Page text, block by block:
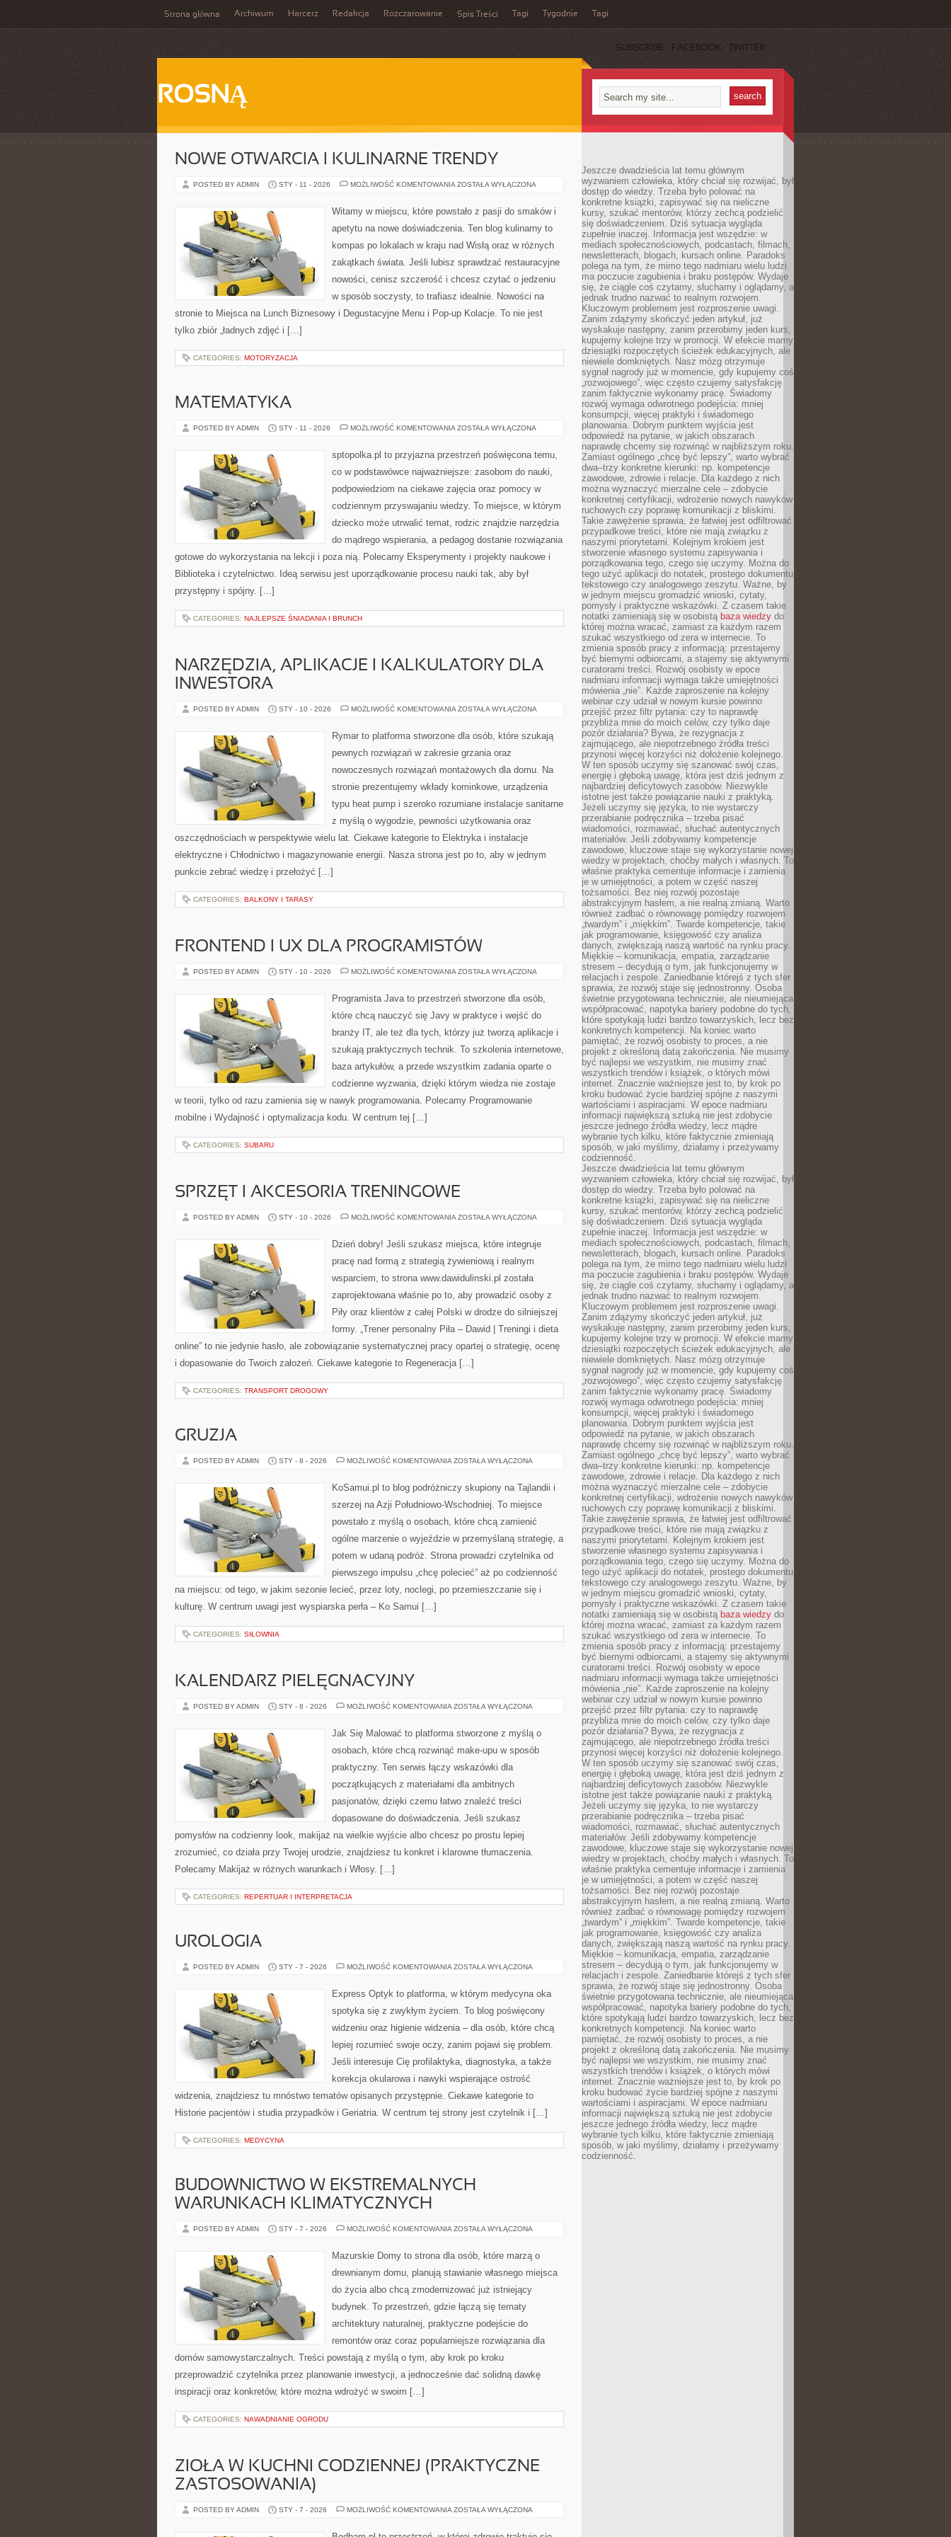
Strona główna Archiwum Harcerz Redakcja Rozczarowanie Spis Treści Tagi Tygodnie Tagi
SUBSCRIBE FACEBOOK TWITTER
ROSNĄ
NOWE OTWARCIA I KULINARNE TRENDY
POSTED BY ADMIN STY - 11 - 2026 MOŻLIWOŚĆ KOMENTOWANIA NOWE
KULINARNE
TRENDY
ZOSTAŁA WYŁĄCZONA
Witamy w miejscu, które powstało z pasji do smaków i
apetytu na nowe doświadczenia. Ten blog kulinarny to
kompas po lokalach w kraju nad Wisłą oraz w różnych
zakątkach świata. Jeśli lubisz sprawdzać restauracyjne
nowości, cenisz szczerość i chcesz czytać o jedzeniu
w sposób soczysty, to trafiasz idealnie. Nowości na
stronie to Miejsca na Lunch Biznesowy i Degustacyjne Menu i Pop-up Kolacje. To nie jest
tylko zbiór „ładnych zdjęć i […]
CATEGORIES: MOTORYZACJA
MATEMATYKA
POSTED BY ADMIN STY - 11 - 2026 MOŻLIWOŚĆ KOMENTOWANIA MATEMATYKA
ZOSTAŁA WYŁĄCZONA
sptopolka.pl to przyjazna przestrzeń poświęcona temu,
co w podstawówce najważniejsze: zasobom do nauki,
podpowiedziom na ciekawe zajęcia oraz pomocy w
codziennym przyswajaniu wiedzy. To miejsce, w którym
dziecko może utrwalić temat, rodzic znajdzie narzędzia
do mądrego wspierania, a pedagog dostanie rozwiązania
gotowe do wykorzystania na lekcji i poza nią. Polecamy Eksperymenty i projekty naukowe i
Biblioteka i czytelnictwo. Ideą serwisu jest uporządkowanie procesu nauki tak, aby był
przystępny i spójny. […]
CATEGORIES: NAJLEPSZE ŚNIADANIA I BRUNCH
NARZĘDZIA, APLIKACJE I KALKULATORY DLA
INWESTORA
POSTED BY ADMIN STY - 10 - 2026 MOŻLIWOŚĆ KOMENTOWANIA NARZĘDZIA,
KALKULATORY
DLA
ZOSTAŁA WYŁĄCZONA
Rymar to platforma stworzone dla osób, które szukają
pewnych rozwiązań w zakresie grzania oraz
nowoczesnych rozwiązań montażowych dla domu. Na
stronie prezentujemy wkłady kominkowe, urządzenia
typu heat pump i szeroko rozumiane instalacje sanitarne
z myślą o wygodzie, pewności użytkowania oraz
oszczędnościach w perspektywie wielu lat. Ciekawe kategorie to Elektryka i instalacje
elektryczne i Chłodnictwo i magazynowanie energii. Nasza strona jest po to, aby w jednym
punkcie zebrać wiedzę i przełożyć […]
CATEGORIES: BALKONY I TARASY
FRONTEND I UX DLA PROGRAMISTÓW
POSTED BY ADMIN STY - 10 - 2026 MOŻLIWOŚĆ KOMENTOWANIA FRONTEND
DLA
PROGRAMISTÓW
ZOSTAŁA WYŁĄCZONA
Programista Java to przestrzeń stworzone dla osób,
które chcą nauczyć się Javy w praktyce i wejść do
branży IT, ale też dla tych, którzy już tworzą aplikacje i
szukają praktycznych technik. To szkolenia internetowe,
baza artykułów, a przede wszystkim zadania oparte o
codzienne wyzwania, dzięki którym wiedza nie zostaje
w teorii, tylko od razu zamienia się w nawyk programowania. Polecamy Programowanie
mobilne i Wydajność i optymalizacja kodu. W centrum tej […]
CATEGORIES: SUBARU
SPRZĘT I AKCESORIA TRENINGOWE
POSTED BY ADMIN STY - 10 - 2026 MOŻLIWOŚĆ KOMENTOWANIA SPRZĘT
TRENINGOWE
ZOSTAŁA WYŁĄCZONA
Dzień dobry! Jeśli szukasz miejsca, które integruje
pracę nad formą z strategią żywieniową i realnym
wsparciem, to strona www.dawidulinski.pl została
zaprojektowana właśnie po to, aby prowadzić osoby z
Piły oraz klientów z całej Polski w drodze do silniejszej
formy. „Trener personalny Piła – Dawid | Treningi i dieta
online” to nie jedynie hasło, ale zobowiązanie systematycznej pracy opartej o strategię, ocenę
i dopasowanie do Twoich założeń. Ciekawe kategorie to Regeneracja […]
CATEGORIES: TRANSPORT DROGOWY
GRUZJA
POSTED BY ADMIN STY - 8 - 2026 MOŻLIWOŚĆ KOMENTOWANIA GRUZJA
ZOSTAŁA WYŁĄCZONA
KoSamui.pl to blog podróżniczy skupiony na Tajlandii i
szerzej na Azji Południowo-Wschodniej. To miejsce
powstało z myślą o osobach, które chcą zamienić
ogólne marzenie o wyjeździe w przemyślaną strategię, a
potem w udaną podróż. Strona prowadzi czytelnika od
pierwszego impulsu „chcę polecieć” aż po codzienność
na miejscu: od tego, w jakim sezonie lecieć, przez loty, noclegi, po przemieszczanie się i
kulturę. W centrum uwagi jest wyspiarska perła – Ko Samui […]
CATEGORIES: SIŁOWNIA
KALENDARZ PIELĘGNACYJNY
POSTED BY ADMIN STY - 8 - 2026 MOŻLIWOŚĆ KOMENTOWANIA KALENDARZ
ZOSTAŁA WYŁĄCZONA
Jak Się Malować to platforma stworzone z myślą o
osobach, które chcą rozwinąć make-upu w sposób
praktyczny. Ten serwis łączy wskazówki dla
początkujących z materiałami dla ambitnych
pasjonatów, dzięki czemu łatwo znaleźć treści
dopasowane do doświadczenia. Jeśli szukasz
pomysłów na codzienny look, makijaż na wielkie wyjście albo chcesz po prostu lepiej
zrozumieć, co działa przy Twojej urodzie, znajdziesz tu konkret i klarowne tłumaczenia.
Polecamy Makijaż w różnych warunkach i Włosy. […]
CATEGORIES: REPERTUAR I INTERPRETACJA
UROLOGIA
POSTED BY ADMIN STY - 7 - 2026 MOŻLIWOŚĆ KOMENTOWANIA UROLOGIA
ZOSTAŁA WYŁĄCZONA
Express Optyk to platforma, w którym medycyna oka
spotyka się z zwykłym życiem. To blog poświęcony
widzeniu oraz higienie widzenia – dla osób, które chcą
lepiej rozumieć swoje oczy, zanim pojawi się problem.
Jeśli interesuje Cię profilaktyka, diagnostyka, a także
korekcja okularowa i nawyki wspierające ostrość
widzenia, znajdziesz tu mnóstwo tematów opisanych przystępnie. Ciekawe kategorie to
Historie pacjentów i studia przypadków i Geriatria. W centrum tej strony jest czytelnik i […]
CATEGORIES: MEDYCYNA
BUDOWNICTWO W EKSTREMALNYCH
WARUNKACH KLIMATYCZNYCH
POSTED BY ADMIN STY - 7 - 2026 MOŻLIWOŚĆ KOMENTOWANIA BUDOWNICTWO
WARUNKACH
KLIMATYCZNYCH
ZOSTAŁA WYŁĄCZONA
Mazurskie Domy to strona dla osób, które marzą o
drewnianym domu, planują stawianie własnego miejsca
do życia albo chcą zmodernizować już istniejący
budynek. To przestrzeń, gdzie łączą się tematy
architektury naturalnej, praktyczne podejście do
remontów oraz coraz popularniejsze rozwiązania dla
domów samowystarczalnych. Treści powstają z myślą o tym, aby krok po kroku
przeprowadzić czytelnika przez planowanie inwestycji, a jednocześnie dać solidną dawkę
inspiracji oraz konkretów, które można wdrożyć w swoim […]
CATEGORIES: NAWADNIANIE OGRODU
ZIOŁA W KUCHNI CODZIENNEJ (PRAKTYCZNE
ZASTOSOWANIA)
POSTED BY ADMIN STY - 7 - 2026 MOŻLIWOŚĆ KOMENTOWANIA ZIOŁA
CODZIENNEJ
ZOSTAŁA WYŁĄCZONA
Jeszcze dwadzieścia lat temu głównym
wyzwaniem człowieka, który chciał się rozwijać, był
dostęp do wiedzy. Trzeba było polować na
konkretne książki, zapisywać się na nieliczne
kursy, szukać mentorów, którzy zechcą podzielić
się doświadczeniem. Dziś sytuacja wygląda
zupełnie inaczej. Informacja jest wszędzie: w
mediach społecznościowych, podcastach, filmach,
newsletterach, blogach, kursach online. Paradoks
polega na tym, że mimo tego nadmiaru wielu ludzi
ma poczucie zagubienia i braku postępów. Wydaje
się, że ciągle coś czytamy, słuchamy i oglądamy, a
jednak trudno nazwać to realnym rozwojem.
Kluczowym problemem jest rozproszenie uwagi.
Zanim zdążymy skończyć jeden artykuł, już
wyskakuje następny, zanim przerobimy jeden kurs,
kupujemy kolejne trzy w promocji. W efekcie mamy
dziesiątki rozpoczętych ścieżek edukacyjnych, ale
niewiele domkniętych. Nasz mózg otrzymuje
sygnał nagrody już w momencie, gdy kupujemy coś
„rozwojowego”, więc często czujemy satysfakcję
zanim faktycznie wykonamy pracę. Świadomy
rozwój wymaga odwrotnego podejścia: mniej
konsumpcji, więcej praktyki i świadomego
planowania. Dobrym punktem wyjścia jest
odpowiedź na pytanie, w jakich obszarach
naprawdę chcemy się rozwinąć w najbliższym roku.
Zamiast ogólnego „chcę być lepszy”, warto wybrać
dwa–trzy konkretne kierunki: np. kompetencje
zawodowe, zdrowie i relacje. Dla każdego z nich
można wyznaczyć mierzalne cele – zdobycie
konkretnej certyfikacji, wdrożenie nowych nawyków
ruchowych czy poprawę komunikacji z bliskimi.
Takie zawężenie sprawia, że łatwiej jest odfiltrować
przypadkowe treści, które nie mają związku z
naszymi priorytetami. Kolejnym krokiem jest
stworzenie własnego systemu zapisywania i
porządkowania tego, czego się uczymy. Można do
tego użyć aplikacji do notatek, prostego dokumentu
tekstowego czy analogowego zeszytu. Ważne, by
w jednym miejscu gromadzić wnioski, cytaty,
pomysły i praktyczne wskazówki. Z czasem takie
notatki zamieniają się w osobistą baza wiedzy do
której można wracać, zamiast za każdym razem
szukać wszystkiego od zera w internecie. To
zmienia sposób pracy z informacją: przestajemy
być biernymi odbiorcami, a stajemy się aktywnymi
curatorami treści. Rozwój osobisty w epoce
nadmiaru informacji wymaga także umiejętności
mówienia „nie”. Każde zaproszenie na kolejny
webinar czy udział w nowym kursie powinno
przejść przez filtr pytania: czy to naprawdę
przybliża mnie do moich celów, czy tylko daje
pozór działania? Bywa, że rezygnacja z
zajmującego, ale niepotrzebnego źródła treści
przynosi więcej korzyści niż dołożenie kolejnego.
W ten sposób uczymy się szanować swój czas,
energię i głęboką uwagę, która jest dziś jednym z
najbardziej deficytowych zasobów. Niezwykle
istotne jest także powiązanie nauki z praktyką.
Jeżeli uczymy się języka, to nie wystarczy
przerabianie podręcznika – trzeba pisać
wiadomości, rozmawiać, słuchać autentycznych
materiałów. Jeśli zdobywamy kompetencje
zawodowe, kluczowe staje się wykorzystanie nowej
wiedzy w projektach, choćby małych i własnych. To
właśnie praktyka cementuje informacje i zamienia
je w umiejętności, a potem w część naszej
tożsamości. Bez niej rozwój pozostaje
abstrakcyjnym hasłem, a nie realną zmianą. Warto
również zadbać o równowagę pomiędzy rozwojem
„twardym” i „miękkim”. Twarde kompetencje, takie
jak programowanie, księgowość czy analiza
danych, zwiększają naszą wartość na rynku pracy.
Miękkie – komunikacja, empatia, zarządzanie
stresem – decydują o tym, jak funkcjonujemy w
relacjach i zespole. Zaniedbanie którejś z tych sfer
sprawia, że rozwój staje się jednostronny. Osoba
świetnie przygotowana technicznie, ale nieumiejąca
współpracować, napotyka bariery podobne do tych,
które spotykają ludzi bardzo towarzyskich, lecz bez
konkretnych kompetencji. Na koniec warto
pamiętać, że rozwój osobisty to proces, a nie
projekt z określoną datą zakończenia. Nie musimy
być najlepsi we wszystkim, nie musimy znać
wszystkich trendów i książek, o których mówi
internet. Znacznie ważniejsze jest to, by krok po
kroku budować życie bardziej spójne z naszymi
wartościami i aspiracjami. W epoce nadmiaru
informacji największą sztuką nie jest zdobycie
jeszcze jednego źródła wiedzy, lecz mądre
wybranie tych kilku, które faktycznie zmieniają
sposób, w jaki myślimy, działamy i przeżywamy
codzienność.
Jeszcze dwadzieścia lat temu głównym
wyzwaniem człowieka, który chciał się rozwijać, był
dostęp do wiedzy. Trzeba było polować na
konkretne książki, zapisywać się na nieliczne
kursy, szukać mentorów, którzy zechcą podzielić
się doświadczeniem. Dziś sytuacja wygląda
zupełnie inaczej. Informacja jest wszędzie: w
mediach społecznościowych, podcastach, filmach,
newsletterach, blogach, kursach online. Paradoks
polega na tym, że mimo tego nadmiaru wielu ludzi
ma poczucie zagubienia i braku postępów. Wydaje
się, że ciągle coś czytamy, słuchamy i oglądamy, a
jednak trudno nazwać to realnym rozwojem.
Kluczowym problemem jest rozproszenie uwagi.
Zanim zdążymy skończyć jeden artykuł, już
wyskakuje następny, zanim przerobimy jeden kurs,
kupujemy kolejne trzy w promocji. W efekcie mamy
dziesiątki rozpoczętych ścieżek edukacyjnych, ale
niewiele domkniętych. Nasz mózg otrzymuje
sygnał nagrody już w momencie, gdy kupujemy coś
„rozwojowego”, więc często czujemy satysfakcję
zanim faktycznie wykonamy pracę. Świadomy
rozwój wymaga odwrotnego podejścia: mniej
konsumpcji, więcej praktyki i świadomego
planowania. Dobrym punktem wyjścia jest
odpowiedź na pytanie, w jakich obszarach
naprawdę chcemy się rozwinąć w najbliższym roku.
Zamiast ogólnego „chcę być lepszy”, warto wybrać
dwa–trzy konkretne kierunki: np. kompetencje
zawodowe, zdrowie i relacje. Dla każdego z nich
można wyznaczyć mierzalne cele – zdobycie
konkretnej certyfikacji, wdrożenie nowych nawyków
ruchowych czy poprawę komunikacji z bliskimi.
Takie zawężenie sprawia, że łatwiej jest odfiltrować
przypadkowe treści, które nie mają związku z
naszymi priorytetami. Kolejnym krokiem jest
stworzenie własnego systemu zapisywania i
porządkowania tego, czego się uczymy. Można do
tego użyć aplikacji do notatek, prostego dokumentu
tekstowego czy analogowego zeszytu. Ważne, by
w jednym miejscu gromadzić wnioski, cytaty,
pomysły i praktyczne wskazówki. Z czasem takie
notatki zamieniają się w osobistą baza wiedzy do
której można wracać, zamiast za każdym razem
szukać wszystkiego od zera w internecie. To
zmienia sposób pracy z informacją: przestajemy
być biernymi odbiorcami, a stajemy się aktywnymi
curatorami treści. Rozwój osobisty w epoce
nadmiaru informacji wymaga także umiejętności
mówienia „nie”. Każde zaproszenie na kolejny
webinar czy udział w nowym kursie powinno
przejść przez filtr pytania: czy to naprawdę
przybliża mnie do moich celów, czy tylko daje
pozór działania? Bywa, że rezygnacja z
zajmującego, ale niepotrzebnego źródła treści
przynosi więcej korzyści niż dołożenie kolejnego.
W ten sposób uczymy się szanować swój czas,
energię i głęboką uwagę, która jest dziś jednym z
najbardziej deficytowych zasobów. Niezwykle
istotne jest także powiązanie nauki z praktyką.
Jeżeli uczymy się języka, to nie wystarczy
przerabianie podręcznika – trzeba pisać
wiadomości, rozmawiać, słuchać autentycznych
materiałów. Jeśli zdobywamy kompetencje
zawodowe, kluczowe staje się wykorzystanie nowej
wiedzy w projektach, choćby małych i własnych. To
właśnie praktyka cementuje informacje i zamienia
je w umiejętności, a potem w część naszej
tożsamości. Bez niej rozwój pozostaje
abstrakcyjnym hasłem, a nie realną zmianą. Warto
również zadbać o równowagę pomiędzy rozwojem
„twardym” i „miękkim”. Twarde kompetencje, takie
jak programowanie, księgowość czy analiza
danych, zwiększają naszą wartość na rynku pracy.
Miękkie – komunikacja, empatia, zarządzanie
stresem – decydują o tym, jak funkcjonujemy w
relacjach i zespole. Zaniedbanie którejś z tych sfer
sprawia, że rozwój staje się jednostronny. Osoba
świetnie przygotowana technicznie, ale nieumiejąca
współpracować, napotyka bariery podobne do tych,
które spotykają ludzi bardzo towarzyskich, lecz bez
konkretnych kompetencji. Na koniec warto
pamiętać, że rozwój osobisty to proces, a nie
projekt z określoną datą zakończenia. Nie musimy
być najlepsi we wszystkim, nie musimy znać
wszystkich trendów i książek, o których mówi
internet. Znacznie ważniejsze jest to, by krok po
kroku budować życie bardziej spójne z naszymi
wartościami i aspiracjami. W epoce nadmiaru
informacji największą sztuką nie jest zdobycie
jeszcze jednego źródła wiedzy, lecz mądre
wybranie tych kilku, które faktycznie zmieniają
sposób, w jaki myślimy, działamy i przeżywamy
codzienność.